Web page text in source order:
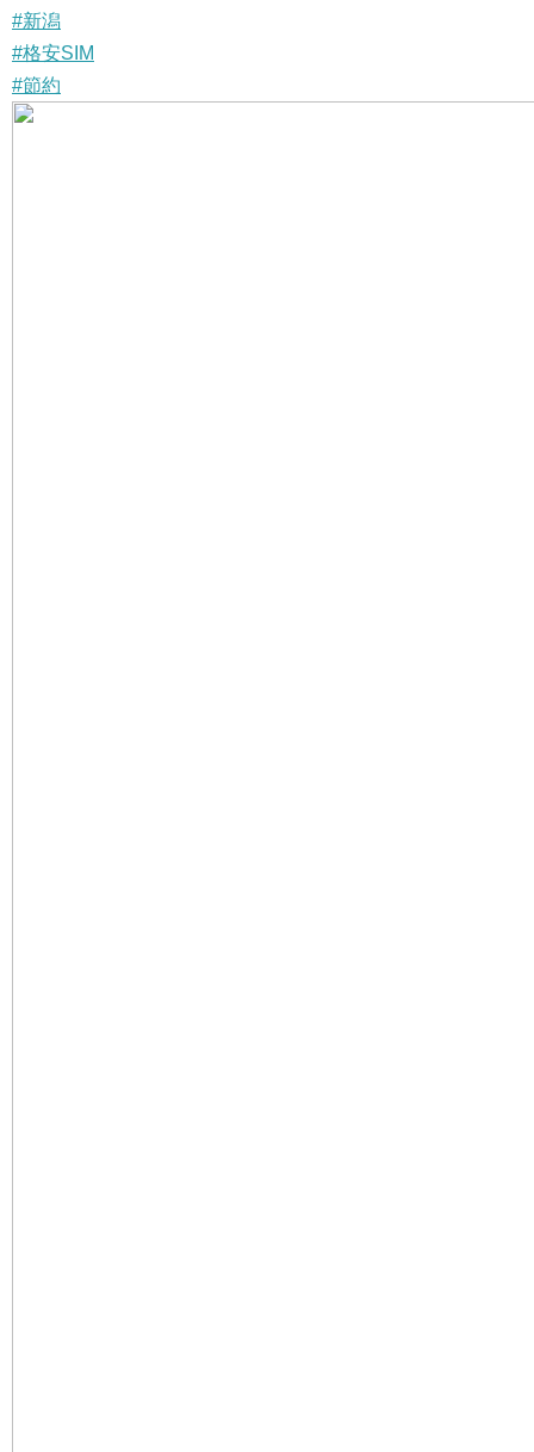
#新潟
#格安SIM
#節約